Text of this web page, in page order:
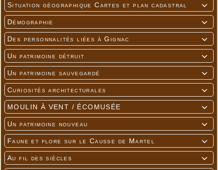

Situation géographique Cartes et plan cadastral

Démographie

Des personnalités liées à Gignac

Un patrimoine détruit

Un patrimoine sauvegardé

Curiosités architecturales

MOULIN À VENT / ÉCOMUSÉE

Un patrimoine nouveau

Faune et flore sur le Causse de Martel

Au fil des siècles